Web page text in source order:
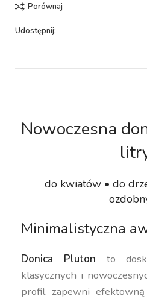
Porównaj
Udostępnij:
Nowoczesna
do kwiatów • do
Minimalistyczna
Donica Pluton to
klasycznych i
profil zapewni